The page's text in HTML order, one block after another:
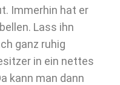
Immerhin hat er
Lass ihn
ganz ruhig
in ein nettes
kann man dann